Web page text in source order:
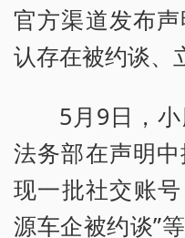
官方渠道发布
认存在被约谈、
5月9日，
法务部在声明
现一批社交账
源车企被约谈”